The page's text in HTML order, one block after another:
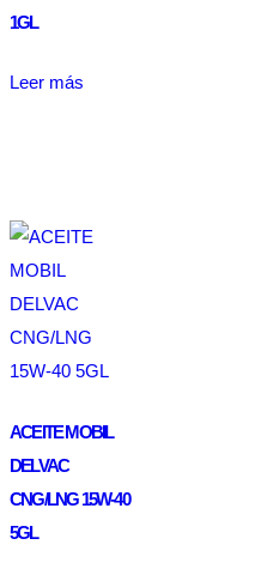
1GL
Leer más
ACEITE MOBIL
DELVAC
CNG/LNG 15W-40
5GL